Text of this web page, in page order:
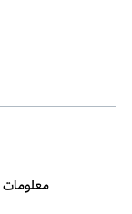
معلومات